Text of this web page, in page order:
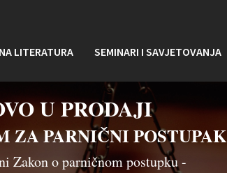
LITERATURA SEMINARI I SAVJETOVANJA
U PRODAJI
ZA PARNIČNI POSTUPAK
Zakon o parničnom postupku -